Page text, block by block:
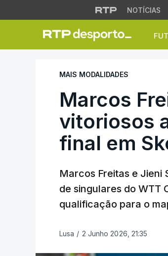
NOTÍCIAS
Marcos
MAIS MODALIDADES
Marcos
vitoriosos
final em
Marcos Freitas e Jieni
de singulares do WTT
qualificação para o
Lusa / 2 Junho 2026, 21:35